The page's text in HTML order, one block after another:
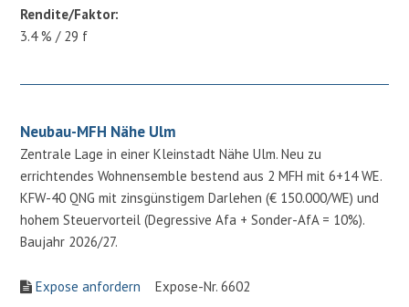
Rendite/Faktor:
3.4 % / 29 f
Neubau-MFH Nähe Ulm
Zentrale Lage in einer Kleinstadt Nähe Ulm. Neu zu
errichtendes Wohnensemble bestend aus 2 MFH mit 6+14 WE.
KFW-40 QNG mit zinsgünstigem Darlehen (€ 150.000/WE) und
hohem Steuervorteil (Degressive Afa + Sonder-AfA = 10%).
Baujahr 2026/27.
Expose anfordern Expose-Nr. 6602